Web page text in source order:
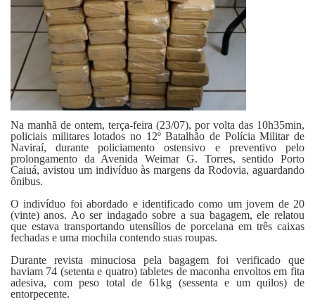
Na manhã de ontem, terça-feira (23/07), por volta das 10h35min,
policiais militares lotados no 12º Batalhão de Polícia Militar de
Naviraí, durante policiamento ostensivo e preventivo pelo
prolongamento da Avenida Weimar G. Torres, sentido Porto
Caiuá, avistou um indivíduo às margens da Rodovia, aguardando
ônibus.
O indivíduo foi abordado e identificado como um jovem de 20
(vinte) anos. Ao ser indagado sobre a sua bagagem, ele relatou
que estava transportando utensílios de porcelana em três caixas
fechadas e uma mochila contendo suas roupas.
Durante revista minuciosa pela bagagem foi verificado que
haviam 74 (setenta e quatro) tabletes de maconha envoltos em fita
adesiva, com peso total de 61kg (sessenta e um quilos) de
entorpecente.